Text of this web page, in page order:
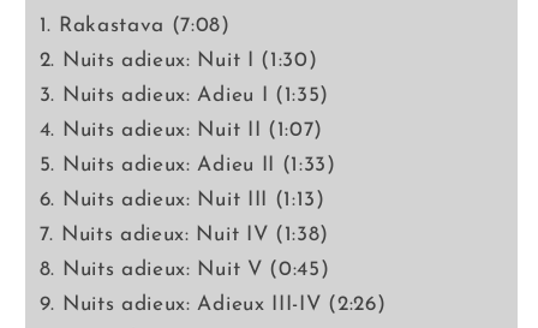
1. Rakastava (7:08)
2. Nuits adieux: Nuit I (1:30)
3. Nuits adieux: Adieu I (1:35)
4. Nuits adieux: Nuit II (1:07)
5. Nuits adieux: Adieu II (1:33)
6. Nuits adieux: Nuit III (1:13)
7. Nuits adieux: Nuit IV (1:38)
8. Nuits adieux: Nuit V (0:45)
9. Nuits adieux: Adieux III-IV (2:26)